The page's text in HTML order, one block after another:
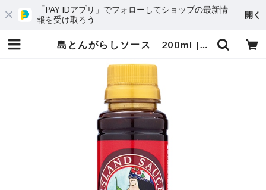
「PAY IDアプリ」でフォローしてショップの最新情
報を受け取ろう
開く
島とんがらしソース 200ml | 大島物産「自然の恵み」伊豆大島オンラインショップ